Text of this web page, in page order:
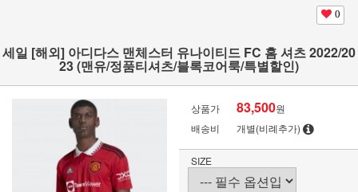
0
세일 [해외] 아디다스 맨체스터 유나이티드 FC 홈 셔츠 2022/20
23 (맨유/정품티셔츠/블록코어룩/특별할인)
상품가 83,500원
배송비
개별(비례추가)
SIZE